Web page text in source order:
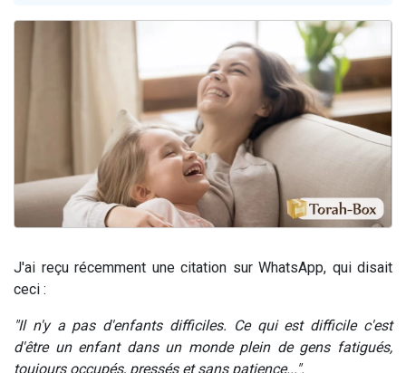
Ariel vient de donner son Maasser
Il reste 49 places pour étudier en groupe sur Zoom
Eva vient de donner son Maasser
J'ai reçu récemment une citation sur WhatsApp, qui disait
ceci :
"Il n'y a pas d'enfants difficiles. Ce qui est difficile c'est
d'être un enfant dans un monde plein de gens fatigués,
toujours occupés, pressés et sans patience...".